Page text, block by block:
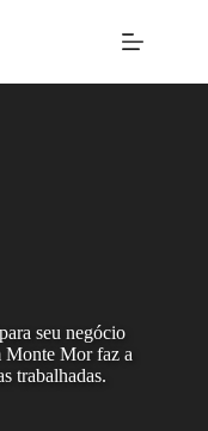
seu negócio
Monte Mor faz a
trabalhadas.